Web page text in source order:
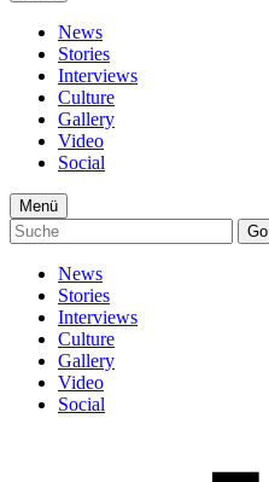
News
Stories
Interviews
Culture
Gallery
Video
Social
Menü
Go
News
Stories
Interviews
Culture
Gallery
Video
Social